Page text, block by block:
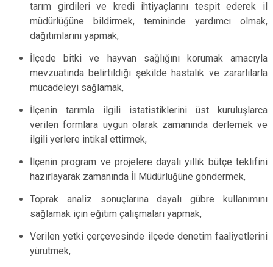
tarım girdileri ve kredi ihtiyaçlarını tespit ederek il
müdürlüğüne bildirmek, temininde yardımcı olmak,
dağıtımlarını yapmak,
İlçede bitki ve hayvan sağlığını korumak amacıyla
mevzuatında belirtildiği şekilde hastalık ve zararlılarla
mücadeleyi sağlamak,
İlçenin tarımla ilgili istatistiklerini üst kuruluşlarca
verilen formlara uygun olarak zamanında derlemek ve
ilgili yerlere intikal ettirmek,
İlçenin program ve projelere dayalı yıllık bütçe teklifini
hazırlayarak zamanında İl Müdürlüğüne göndermek,
Toprak analiz sonuçlarına dayalı gübre kullanımını
sağlamak için eğitim çalışmaları yapmak,
Verilen yetki çerçevesinde ilçede denetim faaliyetlerini
yürütmek,